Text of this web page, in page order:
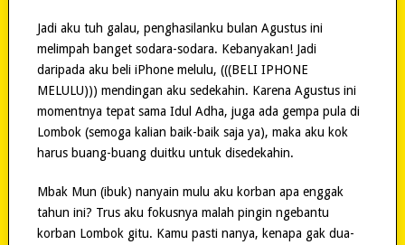
Jadi aku tuh galau, penghasilanku bulan Agustus ini
melimpah banget sodara-sodara. Kebanyakan! Jadi
daripada aku beli iPhone melulu, (((BELI IPHONE
MELULU))) mendingan aku sedekahin. Karena Agustus ini
momentnya tepat sama Idul Adha, juga ada gempa pula di
Lombok (semoga kalian baik-baik saja ya), maka aku kok
harus buang-buang duitku untuk disedekahin.
Mbak Mun (ibuk) nanyain mulu aku korban apa enggak
tahun ini? Trus aku fokusnya malah pingin ngebantu
korban Lombok gitu. Kamu pasti nanya, kenapa gak dua-